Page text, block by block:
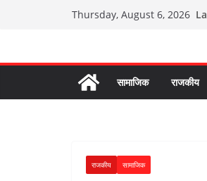
Thursday, August 6, 2026
सामाजिक राजकीय
राजकीय सामाजिक